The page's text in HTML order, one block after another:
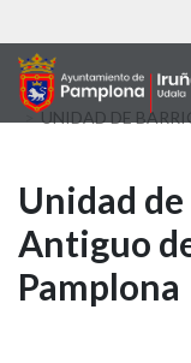
to
main
content
Unidad
de
Barrio
Unidad
Antiguo
Pamplona